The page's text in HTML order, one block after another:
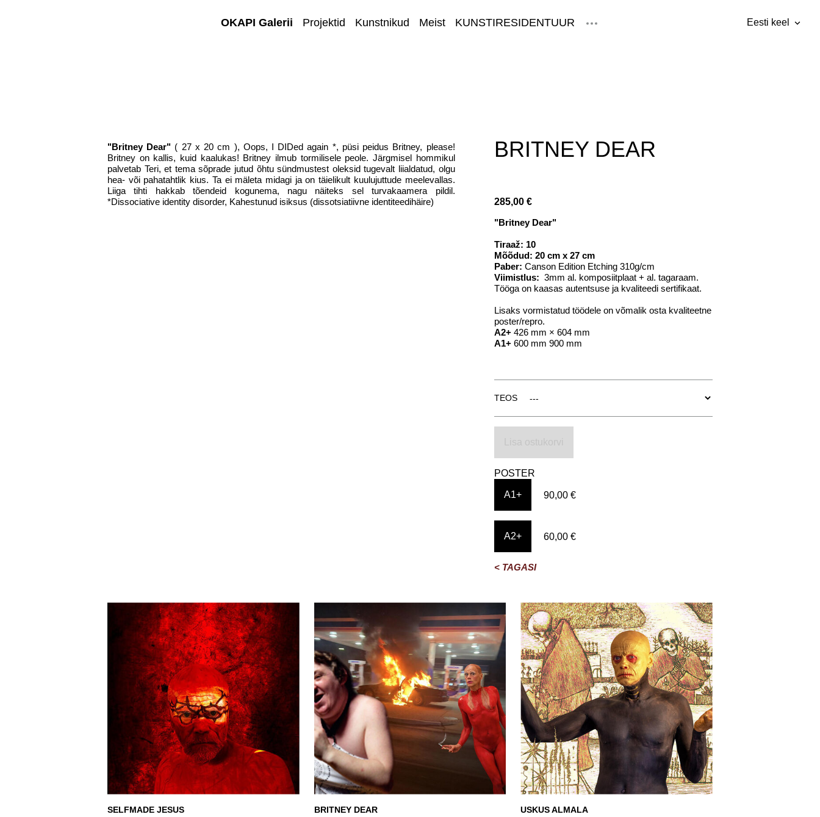
OKAPI Galerii Projektid Kunstnikud Meist KUNSTIRESIDENTUUR Eesti keel
"Britney Dear" ( 27 x 20 cm ), Oops, I DIDed again *, püsi peidus Britney, please!
Britney on kallis, kuid kaalukas! Britney ilmub tormilisele peole. Järgmisel hommikul
palvetab Teri, et tema sõprade jutud õhtu sündmustest oleksid tugevalt liialdatud, olgu
hea- või pahatahtlik kius. Ta ei mäleta midagi ja on täielikult kuulujuttude meelevallas.
Liiga tihti hakkab tõendeid kogunema, nagu näiteks sel turvakaamera pildil.
*Dissociative identity disorder, Kahestunud isiksus (dissotsiatiivne identiteedihäire)
BRITNEY DEAR
285,00 €
"Britney Dear"
Tiraaž: 10
Mõõdud: 20 cm x 27 cm
Paber: Canson Edition Etching 310g/cm
Viimistlus: 3mm al. komposiitplaat + al. tagaraam.
Tööga on kaasas autentsuse ja kvaliteedi sertifikaat.
Lisaks vormistatud töödele on võmalik osta kvaliteetne
poster/repro.
A2+426 mm × 604 mm
A1+ 600 mm 900 mm
TEOS
POSTER
A1+ 90,00 €
A2+ 60,00 €
< TAGASI
SELFMADE JESUS
BRITNEY DEAR
USKUS ALMALA